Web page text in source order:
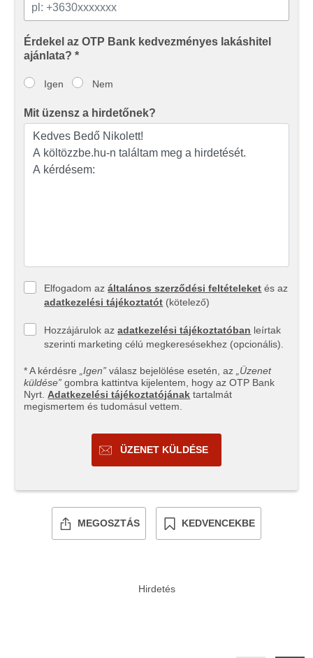
Érdekel az OTP Bank kedvezményes lakáshitel
ajánlata? *
Igen Nem
Mit üzensz a hirdetőnek?
Elfogadom azáltalános szerződési feltételeket és az
adatkezelési tájékoztatót (kötelező)
Hozzájárulok azadatkezelési tájékoztatóban leírtak
szerinti marketing célú megkeresésekhez (opcionális).
* A kérdésre „Igen” válasz bejelölése esetén, az
„Üzenet
küldése” gombra kattintva kijelentem, hogy az OTP Bank
Nyrt. Adatkezelési tájékoztatójának tartalmát
megismertem és tudomásul vettem.
ÜZENET KÜLDÉSE
MEGOSZTÁS KEDVENCEKBE